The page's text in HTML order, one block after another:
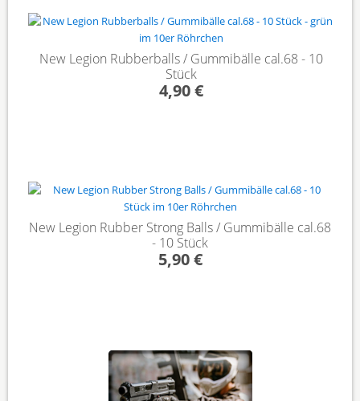
New Legion Rubberballs / Gummibälle cal.68 - 10
Stück
4,90 €
New Legion Rubber Strong Balls / Gummibälle cal.68
- 10 Stück
5,90 €